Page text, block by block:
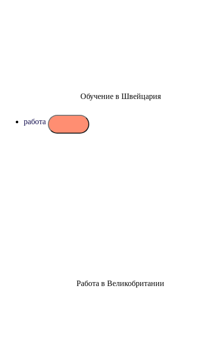
Обучение в Швейцария
работа
Работа в Великобритании